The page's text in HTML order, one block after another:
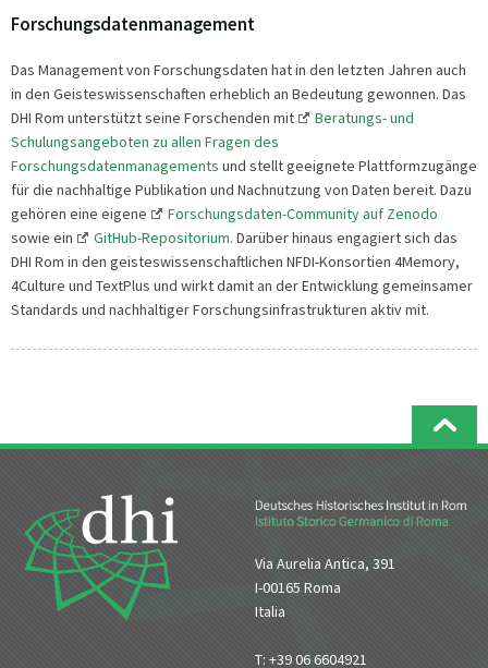
Forschungsdatenmanagement
Das Management von Forschungsdaten hat in den letzten Jahren auch
in den Geisteswissenschaften erheblich an Bedeutung gewonnen. Das
DHI Rom unterstützt seine Forschenden mit
Beratungs- und
Schulungsangeboten zu allen Fragen des
Forschungsdatenmanagements und stellt geeignete Plattformzugänge
für die nachhaltige Publikation und Nachnutzung von Daten bereit. Dazu
gehören eine eigene
Forschungsdaten-Community auf Zenodo
sowie ein
GitHub-Repositorium. Darüber hinaus engagiert sich das
DHI Rom in den geisteswissenschaftlichen NFDI-Konsortien 4Memory,
4Culture und TextPlus und wirkt damit an der Entwicklung gemeinsamer
Standards und nachhaltiger Forschungsinfrastrukturen aktiv mit.
Via Aurelia Antica, 391
I-00165 Roma
Italia
T: +39 06 6604921